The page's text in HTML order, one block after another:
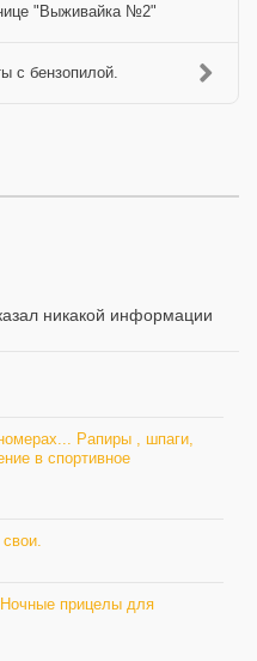
"Выживайка №2"
с бензопилой.
никакой информации
Рапиры , шпаги,
в спортивное
прицелы для